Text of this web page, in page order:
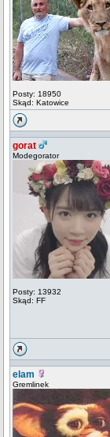
Posty: 18950
Skąd: Katowice
gorat
Modegorator
Posty: 13932
Skąd: FF
elam
Gremlinek